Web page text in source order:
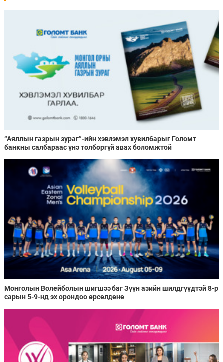
“Аяллын газрын зураг”-ийн хэвлэмэл хувилбарыг Голомт
банкны салбараас үнэ төлбөргүй авах боломжтой
Монголын Волейболын шигшээ баг Зүүн азийн шилдгүүдтэй 8-р
сарын 5-9-нд эх орондоо өрсөлдөнө